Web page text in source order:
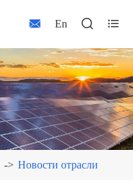
 En  
Новости отрасли